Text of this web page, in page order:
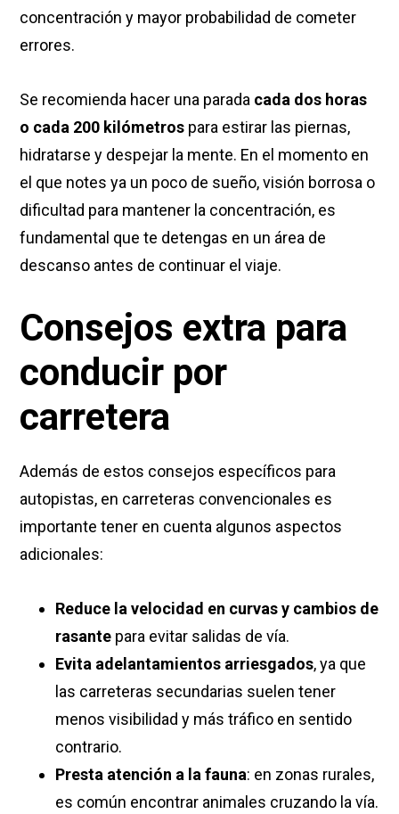
concentración y mayor probabilidad de cometer
errores.
Se recomienda hacer una parada cada dos horas
o cada 200 kilómetros para estirar las piernas,
hidratarse y despejar la mente. En el momento en
el que notes ya un poco de sueño, visión borrosa o
dificultad para mantener la concentración, es
fundamental que te detengas en un área de
descanso antes de continuar el viaje.
Consejos extra para
conducir por
carretera
Además de estos consejos específicos para
autopistas, en carreteras convencionales es
importante tener en cuenta algunos aspectos
adicionales:
Reduce la velocidad en curvas y cambios de
rasante para evitar salidas de vía.
Evita adelantamientos arriesgados, ya que
las carreteras secundarias suelen tener
menos visibilidad y más tráfico en sentido
contrario.
Presta atención a la fauna: en zonas rurales,
es común encontrar animales cruzando la vía.